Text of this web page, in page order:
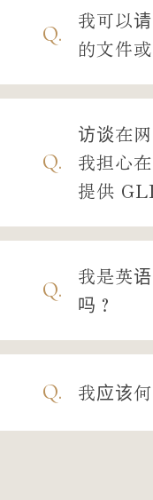
Q.
我可以
的文件
Q.
访谈在
我担心
提供
Q.
我是英
吗？
Q. 我应该